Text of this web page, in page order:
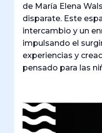
de María Elena
disparate. Este
intercambio y un
impulsando el
experiencias y
pensado para las